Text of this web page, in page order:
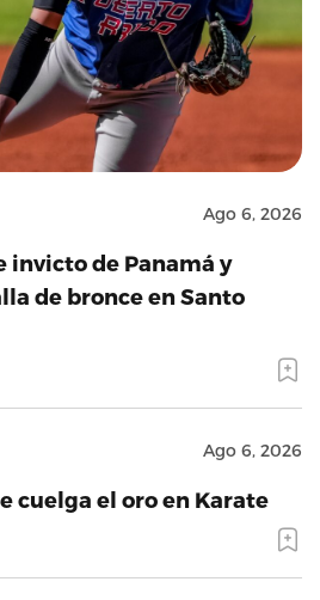
Ago 6, 2026
invicto de Panamá y
de bronce en Santo
Ago 6, 2026
cuelga el oro en Karate